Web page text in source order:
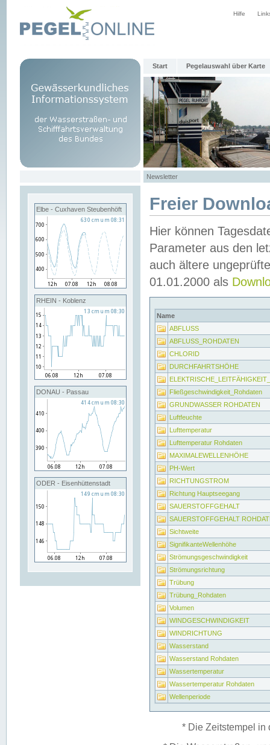
Hilfe
Start Pegelauswahl über Karte
Newsletter
Elbe - Cuxhaven Steubenhöft
RHEIN - Koblenz
DONAU - Passau
ODER - Eisenhüttenstadt
Freier
Hier können
Parameter aus den
auch ältere
01.01.2000 als
Name
ABFLUSS
ABFLUSS_ROHDATEN
CHLORID
DURCHFAHRTSHÖHE
Fließgeschwindigkeit_Rohdaten
GRUNDWASSER ROHDATEN
Luftfeuchte
Lufttemperatur
Lufttemperatur Rohdaten
MAXIMALEWELLENHÖHE
PH-Wert
RICHTUNGSTROM
Richtung Hauptseegang
SAUERSTOFFGEHALT
SAUERSTOFFGEHALT
Sichtweite
SignifikanteWellenhöhe
Strömungsgeschwindigkeit
Strömungsrichtung
Trübung
Trübung_Rohdaten
Volumen
WINDGESCHWINDIGKEIT
WINDRICHTUNG
Wasserstand
Wasserstand Rohdaten
Wassertemperatur
Wassertemperatur Rohdaten
Wellenperiode
* Die Zeitstempel in